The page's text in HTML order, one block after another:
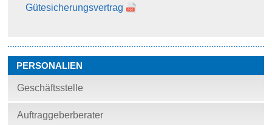
Gütesicherungsvertrag
PERSONALIEN
Geschäftsstelle
Auftraggeberberater